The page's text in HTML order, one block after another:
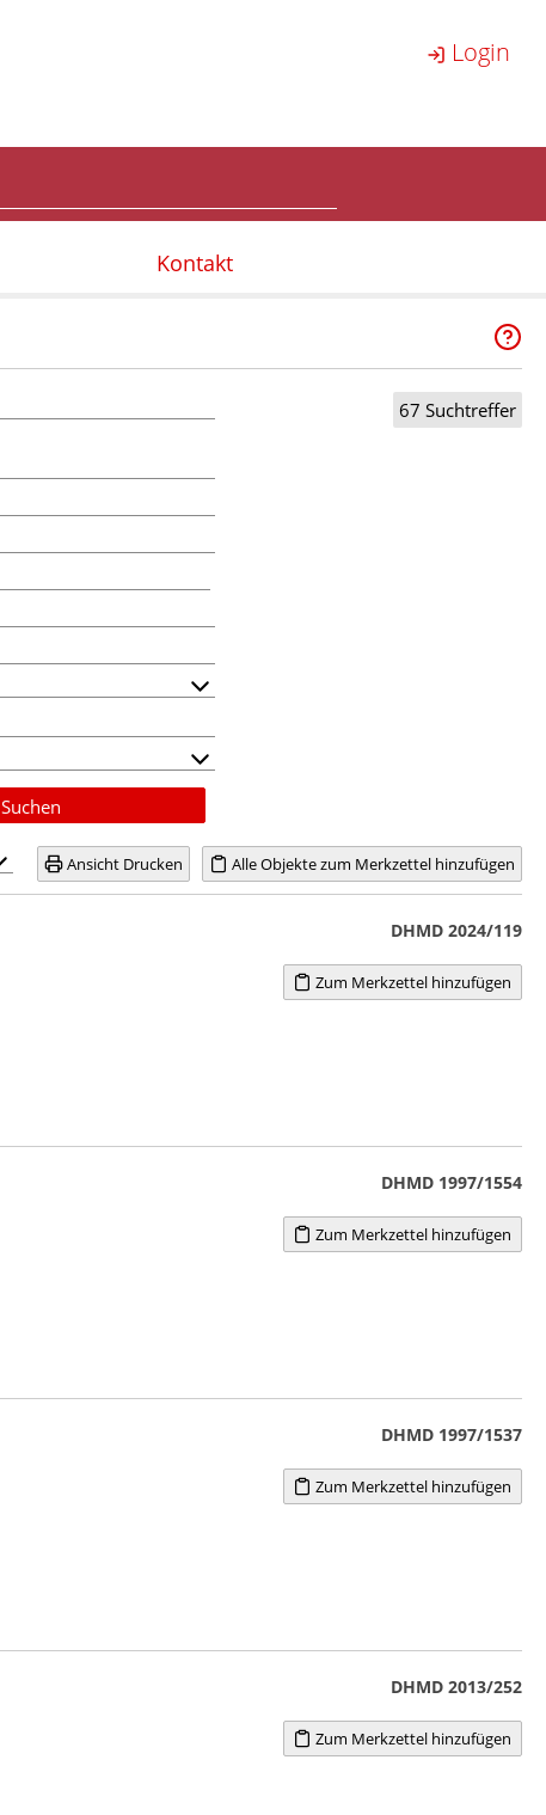
Login
Kontakt
67 Suchtreffer
Suchen
Alle Objekte zum Merkzettel hinzufügen
Ansicht Drucken
DHMD 2024/119
Zum Merkzettel hinzufügen
DHMD 1997/1554
Zum Merkzettel hinzufügen
DHMD 1997/1537
Zum Merkzettel hinzufügen
DHMD 2013/252
Zum Merkzettel hinzufügen